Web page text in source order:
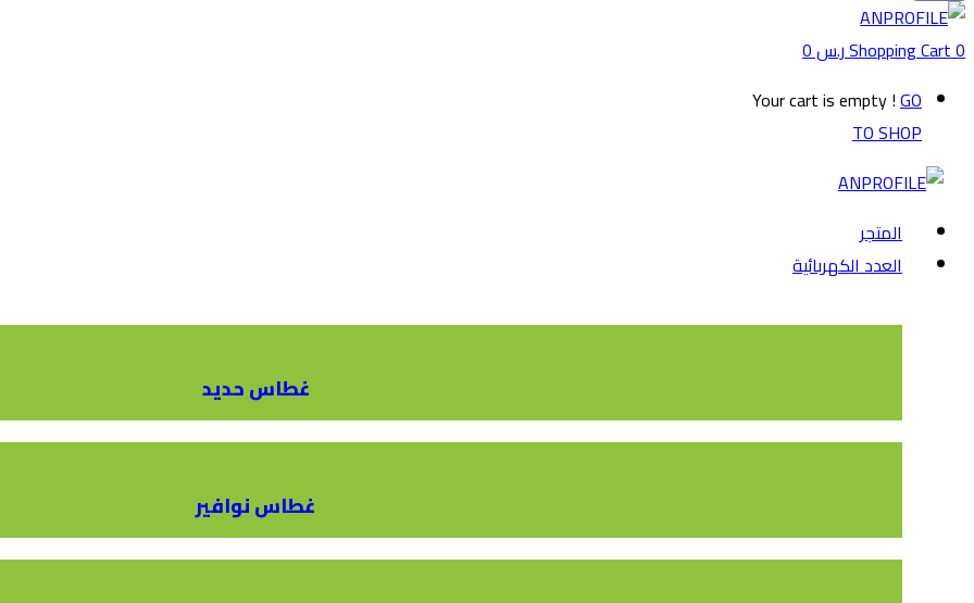
0
Shopping Cartر.س0
Your cart is empty !GO
TO SHOP
المتجر
العدد الكهربائية
غطاس حديد
غطاس نوافير